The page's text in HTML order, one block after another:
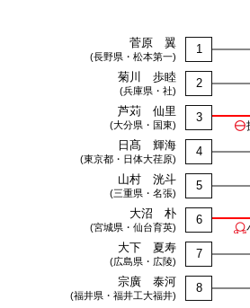
1
菅原 翼
(長野県・松本第一)
2
菊川 歩睦
(兵庫県・社)
3
芦苅 仙里
(大分県・国東)
4
日髙 輝海
(東京都・日体大荏原)
5
山村 洸斗
(三重県・名張)
6
大沼 朴
(宮城県・仙台育英)
7
大下 夏寿
(広島県・広陵)
8
宗廣 泰河
(福井県・福井工大福井)